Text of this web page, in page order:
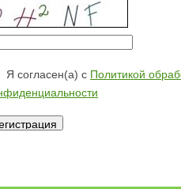
Я согласен(а) с Политикой